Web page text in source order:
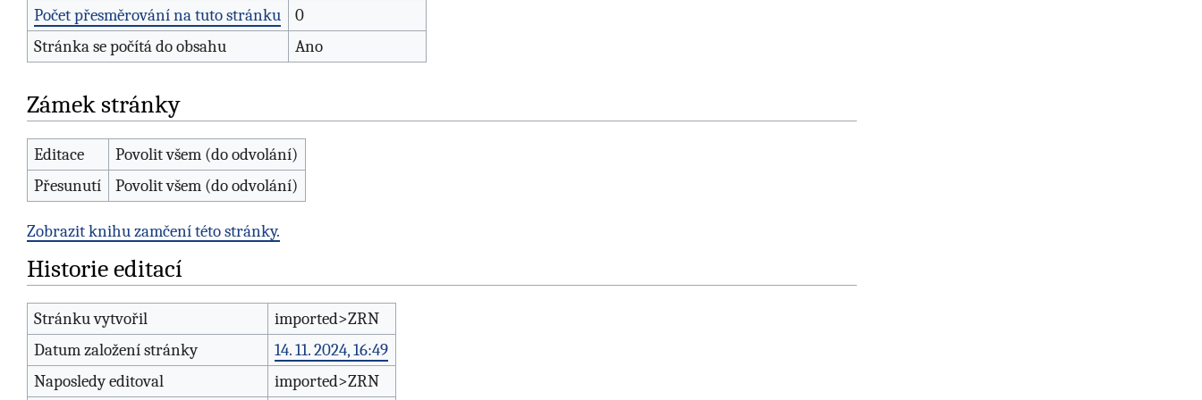
Počet přesměrování na tuto stránku
0
Stránka se počítá do obsahu
Ano
Zámek stránky
Editace
Povolit všem (do odvolání)
Přesunutí
Povolit všem (do odvolání)
Zobrazit knihu zamčení této stránky.
Historie editací
Stránku vytvořil
imported>ZRN
Datum založení stránky
14. 11. 2024, 16:49
Naposledy editoval
imported>ZRN